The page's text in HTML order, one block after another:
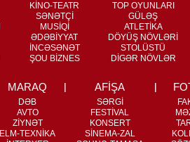
KİNO-TEATR
SƏNƏTÇİ
MUSİQİ
ƏDƏBİYYAT
İNCƏSƏNƏT
ŞOU BİZNES
TOP OYUNLARI
GÜLƏŞ
ATLETİKA
DÖYÜŞ NÖVLƏRİ
STOLÜSTÜ
DİGƏR NÖVLƏR
MARAQ
DƏB
AVTO
ZİYNƏT
ELM-TEXNİKA
AFİŞA
SƏRGİ
FESTİVAL
KONSERT
SİNEMA-ZAL